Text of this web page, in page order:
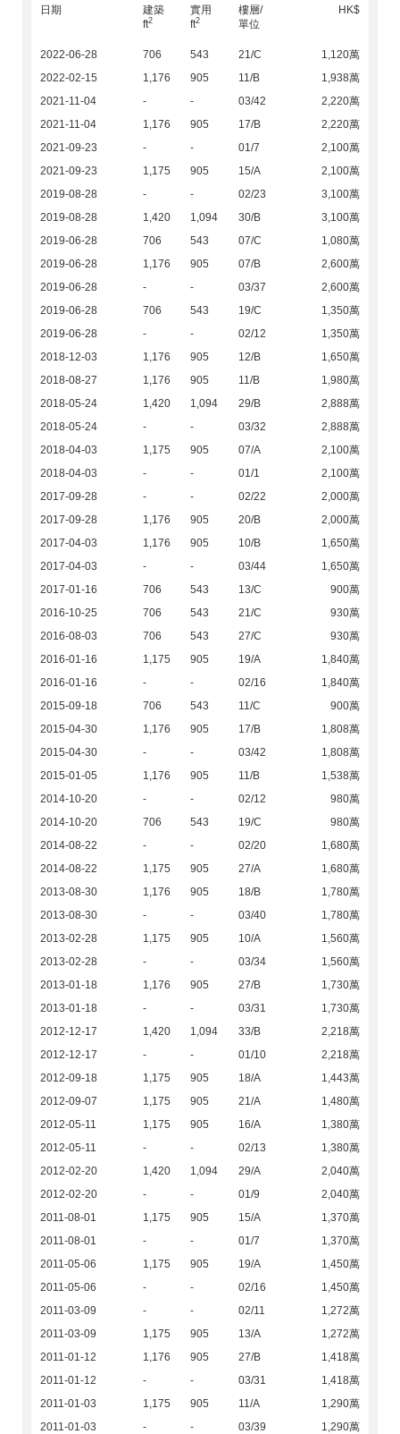
日期
建築
ft2
實用
ft2
樓層/
單位
HK$
2022-06-28 706 543 21/C
1,120萬
2022-02-15
1,176 905 11/B
1,938萬
2021-11-04
- - 03/42
2,220萬
2021-11-04
1,176 905 17/B
2,220萬
2021-09-23
- - 01/7
2,100萬
2021-09-23
1,175 905 15/A
2,100萬
2019-08-28
- - 02/23
3,100萬
2019-08-28
1,420 1,094 30/B
3,100萬
2019-06-28
706 543 07/C
1,080萬
2019-06-28
1,176 905 07/B
2,600萬
2019-06-28
- - 03/37
2,600萬
2019-06-28
706 543 19/C
1,350萬
2019-06-28
- - 02/12
1,350萬
2018-12-03
1,176 905 12/B
1,650萬
2018-08-27
1,176 905 11/B
1,980萬
2018-05-24
1,420 1,094 29/B
2,888萬
2018-05-24
- - 03/32
2,888萬
2018-04-03
1,175 905 07/A
2,100萬
2018-04-03
- - 01/1
2,100萬
2017-09-28
- - 02/22
2,000萬
2017-09-28
1,176 905 20/B
2,000萬
2017-04-03
1,176 905 10/B
1,650萬
2017-04-03
- - 03/44
1,650萬
2017-01-16
706 543 13/C
900萬
2016-10-25
706 543 21/C
930萬
2016-08-03
706 543 27/C
930萬
2016-01-16
1,175 905 19/A
1,840萬
2016-01-16
- - 02/16
1,840萬
2015-09-18
706 543 11/C
900萬
2015-04-30
1,176 905 17/B
1,808萬
2015-04-30
- - 03/42
1,808萬
2015-01-05
1,176 905 11/B
1,538萬
2014-10-20
- - 02/12
980萬
2014-10-20
706 543 19/C
980萬
2014-08-22
- - 02/20
1,680萬
2014-08-22
1,175 905 27/A
1,680萬
2013-08-30
1,176 905 18/B
1,780萬
2013-08-30
- - 03/40
1,780萬
2013-02-28
1,175 905 10/A
1,560萬
2013-02-28
- - 03/34
1,560萬
2013-01-18
1,176 905 27/B
1,730萬
2013-01-18
- - 03/31
1,730萬
2012-12-17
1,420 1,094 33/B
2,218萬
2012-12-17
- - 01/10
2,218萬
2012-09-18
1,175 905 18/A
1,443萬
2012-09-07
1,175 905 21/A
1,480萬
2012-05-11
1,175 905 16/A
1,380萬
2012-05-11
- - 02/13
1,380萬
2012-02-20
1,420 1,094 29/A
2,040萬
2012-02-20
- - 01/9
2,040萬
2011-08-01
1,175 905 15/A
1,370萬
2011-08-01
- - 01/7
1,370萬
2011-05-06
1,175 905 19/A
1,450萬
2011-05-06
- - 02/16
1,450萬
2011-03-09
- - 02/11
1,272萬
2011-03-09
1,175 905 13/A
1,272萬
2011-01-12
1,176 905 27/B
1,418萬
2011-01-12
- - 03/31
1,418萬
2011-01-03
1,175 905 11/A
1,290萬
2011-01-03
- - 03/39
1,290萬